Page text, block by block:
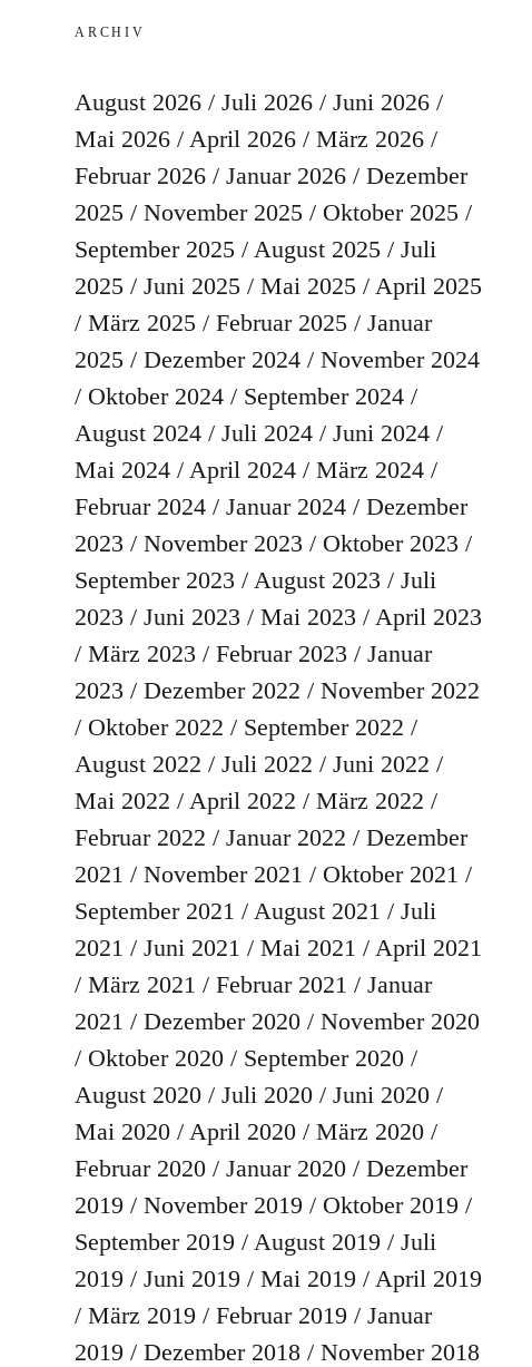
ARCHIV
August 2026 Juli 2026
Juni 2026
Mai 2026
April 2026
März 2026
Februar 2026
Januar 2026
Dezember
2025
November 2025
Oktober 2025
September 2025
August 2025
Juli
2025
Juni 2025 Mai 2025
April 2025
März 2025
Februar 2025
Januar
2025
Dezember 2024
November 2024
Oktober 2024
September 2024
August 2024
Juli 2024
Juni 2024
Mai 2024
April 2024
März 2024
Februar 2024
Januar 2024
Dezember
2023
November 2023
Oktober 2023
September 2023
August 2023
Juli
2023
Juni 2023 Mai 2023
April 2023
März 2023
Februar 2023
Januar
2023
Dezember 2022
November 2022
Oktober 2022
September 2022
August 2022
Juli 2022
Juni 2022
Mai 2022
April 2022
März 2022
Februar 2022
Januar 2022
Dezember
2021
November 2021
Oktober 2021
September 2021
August 2021
Juli
2021
Juni 2021 Mai 2021
April 2021
März 2021
Februar 2021
Januar
2021
Dezember 2020
November 2020
Oktober 2020
September 2020
August 2020
Juli 2020
Juni 2020
Mai 2020
April 2020
März 2020
Februar 2020
Januar 2020
Dezember
2019
November 2019
Oktober 2019
September 2019
August 2019
Juli
2019
Juni 2019 Mai 2019
April 2019
März 2019
Februar 2019
Januar
2019
Dezember 2018
November 2018